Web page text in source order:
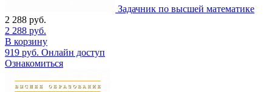
Задачник по высшей математике
2 288 руб.
2 288 руб.
В корзину
919 руб. Онлайн доступ
Ознакомиться